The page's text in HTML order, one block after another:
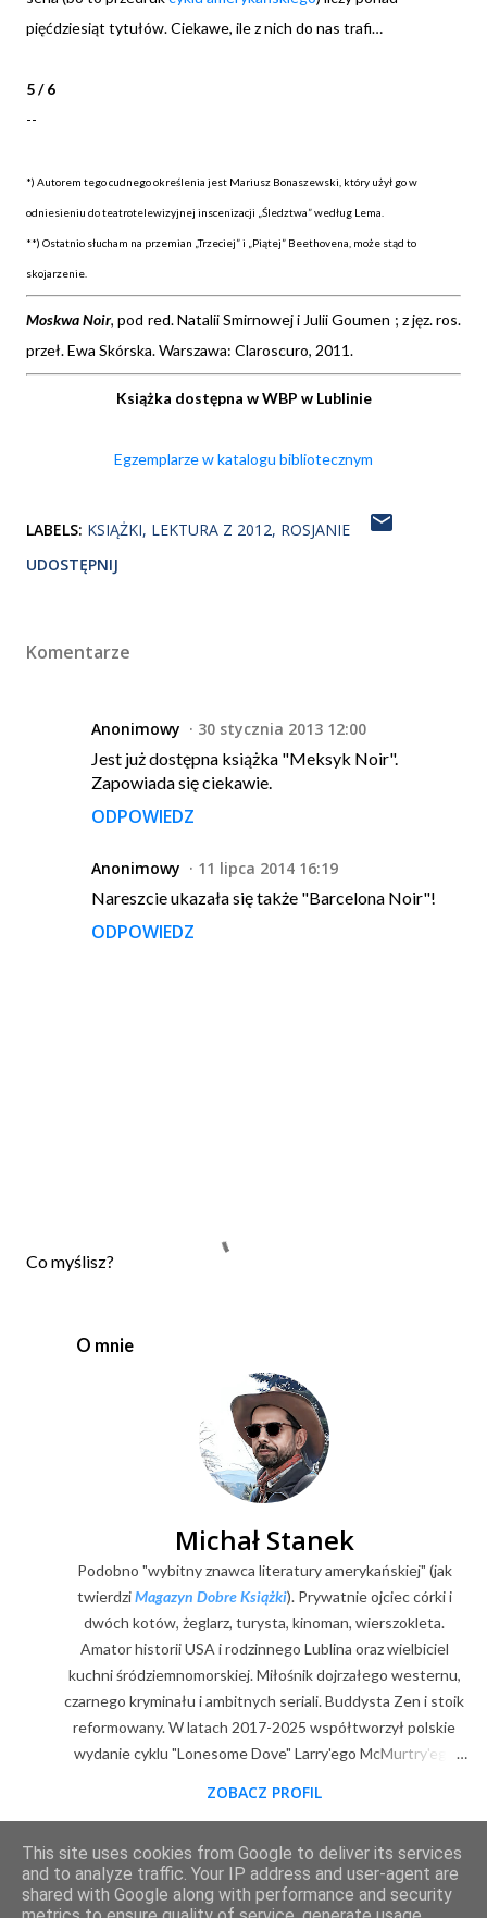
pięćdziesiąt tytułów. Ciekawe, ile z nich do nas trafi…
5 / 6
--
*) Autorem tego cudnego określenia jest Mariusz Bonaszewski, który użył go w
odniesieniu do teatrotelewizyjnej inscenizacji „Śledztwa” według Lema.
**) Ostatnio słucham na przemian „Trzeciej” i „Piątej” Beethovena, może stąd to
skojarzenie.
Moskwa Noir,pod red. Natalii Smirnowej i Julii Goumen ; z jęz. ros.
przeł. Ewa Skórska.Warszawa: Claroscuro, 2011.
Książka dostępna w WBP w Lublinie
Egzemplarze w katalogu bibliotecznym
LABELS: KSIĄŻKI LEKTURA Z 2012 ROSJANIE
UDOSTĘPNIJ
Komentarze
Anonimowy
30 stycznia 2013 12:00
Jest już dostępna książka "Meksyk Noir".
Zapowiada się ciekawie.
ODPOWIEDZ
Anonimowy
11 lipca 2014 16:19
Nareszcie ukazała się także "Barcelona Noir"!
ODPOWIEDZ
P
Co myślisz?
O mnie
Michał Stanek
Podobno "wybitny znawca literatury amerykańskiej" (jak
twierdziMagazyn Dobre Książki). Prywatnie ojciec córki i
dwóch kotów, żeglarz, turysta, kinoman, wierszokleta.
Amator historii USA i rodzinnego Lublina oraz wielbiciel
kuchni śródziemnomorskiej. Miłośnik dojrzałego westernu,
czarnego kryminału i ambitnych seriali. Buddysta Zen i stoik
reformowany. W latach 2017-2025 współtworzył polskie
wydanie cyklu "Lonesome Dove" Larry'ego McMurtry'ego
ZOBACZ PROFIL
Obsługiwane przez usługę Blogger
This site uses cookies from Google to deliver its services
and to analyze traffic. Your IP address and user-agent are
shared with Google along with performance and security